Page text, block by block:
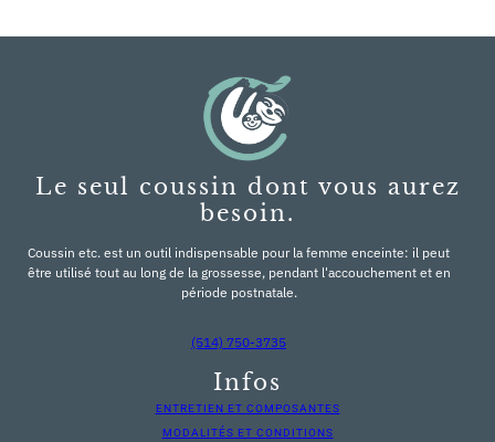
Le seul coussin dont vous aurez
besoin.
Coussin etc. est un outil indispensable pour la femme enceinte: il peut
être utilisé tout au long de la grossesse, pendant l'accouchement et en
période postnatale.
(514) 750-3735
Infos
ENTRETIEN ET COMPOSANTES
MODALITÉS ET CONDITIONS